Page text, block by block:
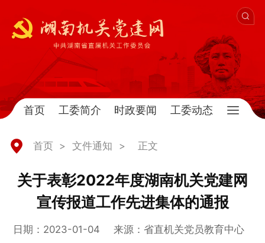
首页 工委简介 时政要闻 工委动态
首页 > 文件通知 > 正文
关于表彰2022年度湖南机关党建网
宣传报道工作先进集体的通报
日期：2023-01-04 来源：省直机关党员教育中心